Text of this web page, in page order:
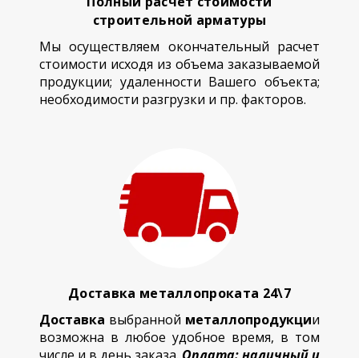
строительной арматуры
Мы осуществляем окончательный расчет
стоимости исходя из объема заказываемой
продукции; удаленности Вашего объекта;
необходимости разгрузки и пр. факторов.
Доставка металлопроката 24\7
Доставка выбранной металлопродукции
возможна в любое удобное время, в том
числе и в день заказа. Оплата: наличный и